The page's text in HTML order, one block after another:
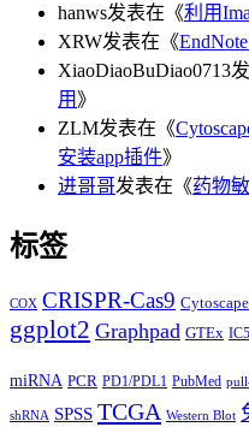
hanws发表在《利用
XRW发表在《
XiaoDiaoBuDiao0713
用 》
ZLM发表在《
安装app插件》
进哥哥发表在《药物
标签
COX CRISPR-Cas9 Cytoscape
ggplot2 Graphpad GTEx
miRNA PCR PD1/PDL1 PubMed
shRNA SPSS TCGA Western Blot